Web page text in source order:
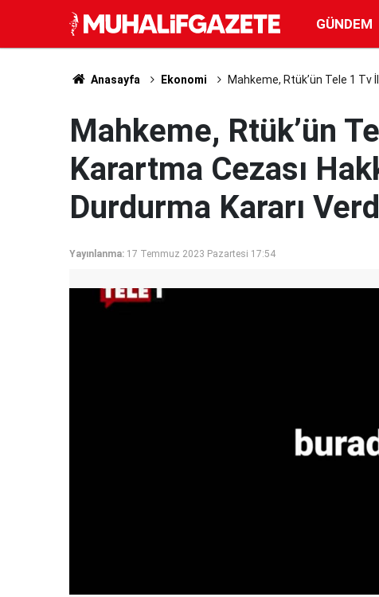
GÜNDEM
Anasayfa Ekonomi Mahkeme, Rtük’ün Tele 1 Tv
Mahkeme, Rtük’ün
Karartma Cezası
Durdurma Kararı
Yayınlanma: 17 Temmuz 2023 Pazartesi 17:54